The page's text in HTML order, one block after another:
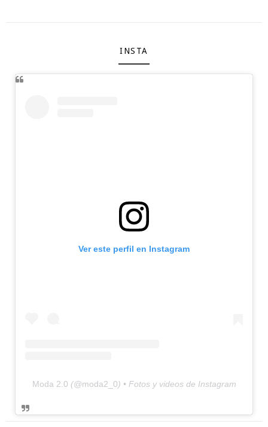
INSTA
Ver este perfil en Instagram
Moda 2.0 (@moda2_0) • Fotos y videos de Instagram